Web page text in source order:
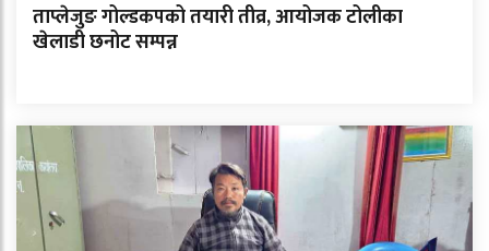
ताप्लेजुङ गोल्डकपको तयारी तीव्र, आयोजक टोलीका
खेलाडी छनोट सम्पन्न